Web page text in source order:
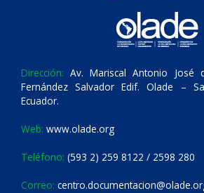
Dirección: Av. Mariscal Antonio José
Fernández Salvador Edif. Olade –
Ecuador.
Web: www.olade.org
Teléfono: (593 2) 259 8122 / 2598 280
Correo: